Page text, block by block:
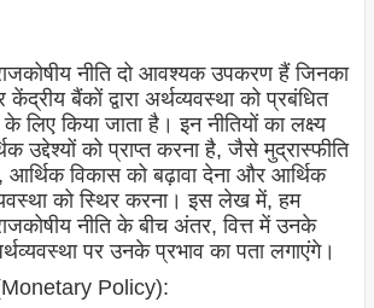
नीति दो आवश्यक उपकरण हैं जिनका
बैंकों द्वारा अर्थव्यवस्था को प्रबंधित
लिए किया जाता है। इन नीतियों का लक्ष्य
उद्देश्यों को प्राप्त करना है, जैसे मुद्रास्फीति
आर्थिक विकास को बढ़ावा देना और आर्थिक
को स्थिर करना। इस लेख में, हम
नीति के बीच अंतर, वित्त में उनके
पर उनके प्रभाव का पता लगाएंगे।
(Monetary Policy):